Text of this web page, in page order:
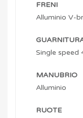
FRENI
Alluminio V-
Single speed
MANUBRIO
Alluminio
RUOTE